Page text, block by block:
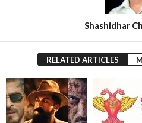
Shashidhar
RELATED ARTICLES